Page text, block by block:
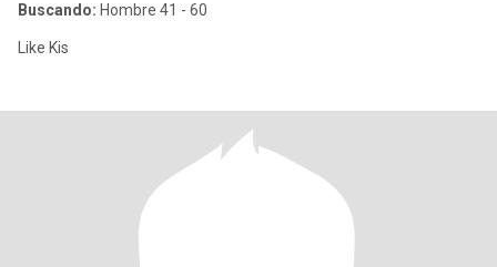
Buscando: Hombre 41 - 60
Like Kis